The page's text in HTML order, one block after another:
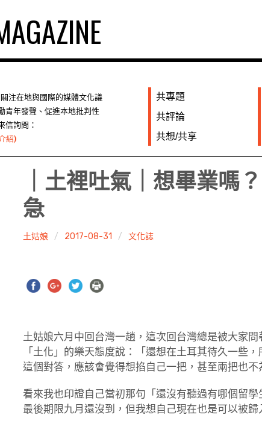
注在地與國際的媒體文化議
青年發聲、促進本地批判性
信詢問：
紹)
共專題
共評論
共想/共享
｜土裡吐氣｜想畢業嗎
急
土姑娘 2017-08-31 文化誌
土姑娘六月中回台灣一趟，這次回台灣總是被大家
「土化」的樂天態度說：「還想在土耳其待久一些
這個對答，應該會覺得想掐自己一把，甚至兩把也不
看來我也印證自己當初那句「還沒有聽過有哪個留
最後期限九月還沒到，但我想自己現在也是可以被